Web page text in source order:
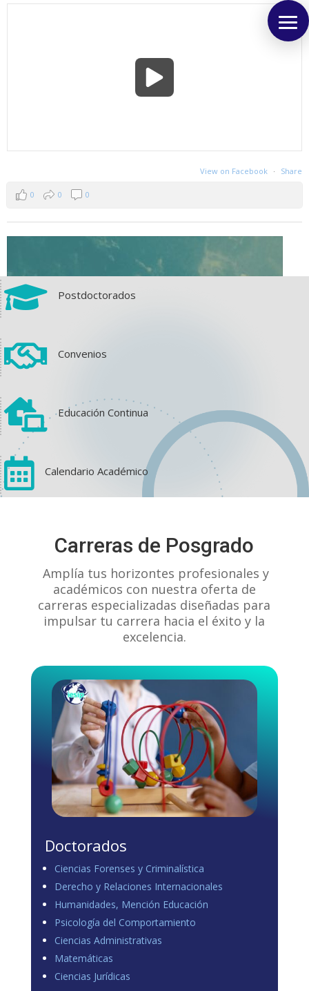
View on Facebook · Share
0 0 0
1 0
 Postdoctorados
 Convenios
 Educación Continua
 Calendario Académico
Carreras de Posgrado
Amplía tus horizontes profesionales y
académicos con nuestra oferta de
carreras especializadas diseñadas para
impulsar tu carrera hacia el éxito y la
excelencia.
Doctorados
Ciencias Forenses y Criminalística
Derecho y Relaciones Internacionales
Humanidades, Mención Educación
Psicología del Comportamiento
Ciencias Administrativas
Matemáticas
Ciencias Jurídicas